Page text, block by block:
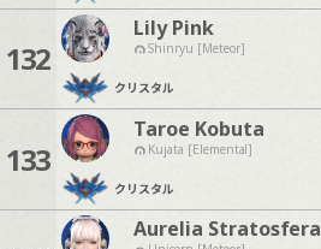
132
Lily Pink
Shinryu [Meteor]
クリスタル
133
Taroe Kobuta
Kujata [Elemental]
クリスタル
Aurelia Stratosfera